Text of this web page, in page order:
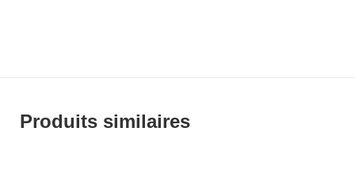
Produits similaires